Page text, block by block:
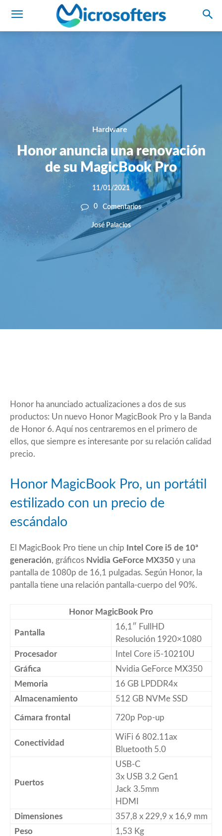
Hardware
Honor anuncia una renovación
de su MagicBook Pro
11/01/2021
0 Comentarios
José Palacios
Honor ha anunciado actualizaciones a dos de sus
productos: Un nuevo Honor MagicBook Pro y la Banda
de Honor 6. Aquí nos centraremos en el primero de
ellos, que siempre es interesante por su relación calidad
precio.
Honor MagicBook Pro, un portátil
estilizado con un precio de
escándalo
El MagicBook Pro tiene un chip
Intel Core i5 de 10ª
generación, gráficos Nvidia GeForce MX350 y una
pantalla de 1080p de 16,1 pulgadas. Según Honor, la
pantalla tiene una relación pantalla-cuerpo del 90%.
Honor MagicBook Pro
Pantalla
16,1″ FullHD
Resolución 1920×1080
Procesador
Intel Core i5-10210U
Gráfica
Nvidia GeForce MX350
Memoria
16 GB LPDDR4x
Almacenamiento
512 GB NVMe SSD
Cámara frontal 720p Pop-up
Conectividad
WiFi 6 802.11ax
Bluetooth 5.0
Puertos
USB-C
3x USB 3.2 Gen1
Jack 3.5mm
HDMI
Dimensiones
357,8 x 229,9 x 16,9 mm
Peso
1,53 Kg